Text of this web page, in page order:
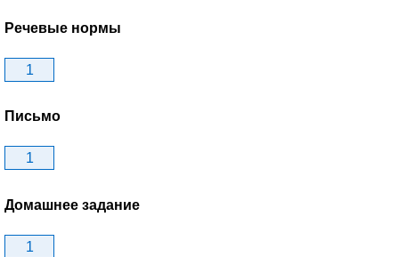
Речевые нормы
1
Письмо
1
Домашнее задание
1